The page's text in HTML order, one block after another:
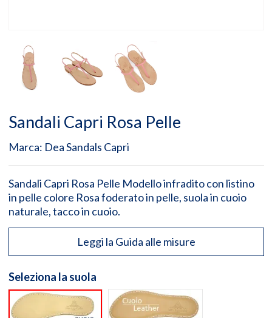
Sandali Capri Rosa Pelle
Marca: Dea Sandals Capri
Sandali Capri Rosa Pelle Modello infradito con listino
in pelle colore Rosa foderato in pelle, suola in cuoio
naturale, tacco in cuoio.
Leggi la Guida alle misure
Seleziona la suola
Suola cuoio naturale
Suola Anatomic Soft